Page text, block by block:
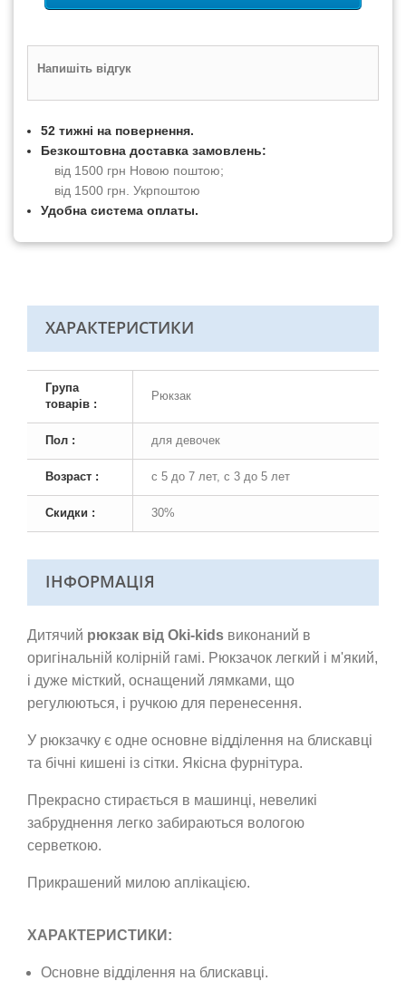
Напишіть відгук
52 тижні на повернення.
Безкоштовна доставка замовлень:
від 1500 грн Новою поштою;
від 1500 грн. Укрпоштою
Удобна система оплаты.
ХАРАКТЕРИСТИКИ
Група
товарів :
Рюкзак
Пол : для девочек
Возраст : с 5 до 7 лет, с 3 до 5 лет
Скидки : 30%
ІНФОРМАЦІЯ
Дитячий рюкзак від Oki-kids виконаний в
оригінальній колірній гамі. Рюкзачок легкий і м'який,
і дуже місткий, оснащений лямками, що
регулюються, і ручкою для перенесення.
У рюкзачку є одне основне відділення на блискавці
та бічні кишені із сітки. Якісна фурнітура.
Прекрасно стирається в машинці, невеликі
забруднення легко забираються вологою
серветкою.
Прикрашений милою аплікацією.
ХАРАКТЕРИСТИКИ:
Основне відділення на блискавці.